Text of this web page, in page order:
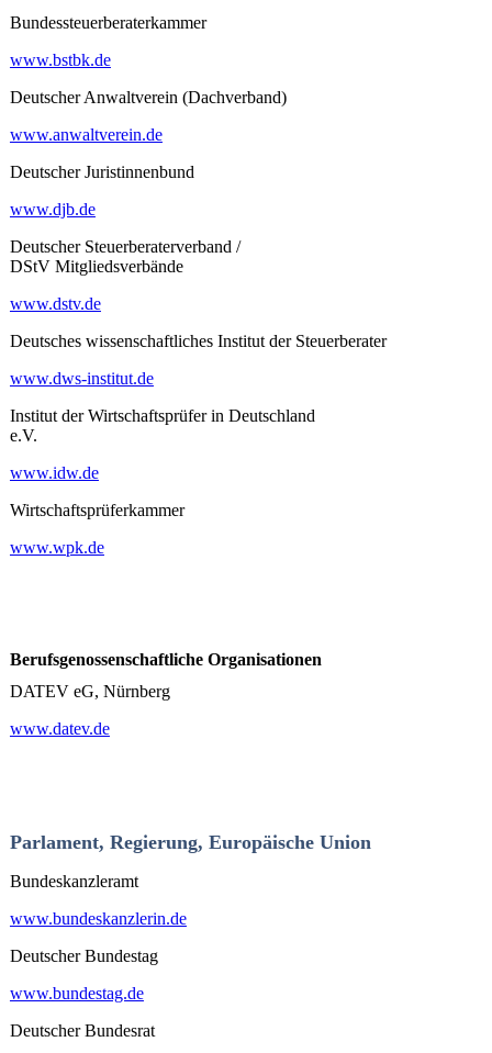
Bundessteuerberaterkammer
www.bstbk.de
Deutscher Anwaltverein (Dachverband)
www.anwaltverein.de
Deutscher Juristinnenbund
www.djb.de
Deutscher Steuerberaterverband /
DStV Mitgliedsverbände
www.dstv.de
Deutsches wissenschaftliches Institut der Steuerberater
www.dws-institut.de
Institut der Wirtschaftsprüfer in Deutschland
e.V.
www.idw.de
Wirtschaftsprüferkammer
www.wpk.de
Berufsgenossenschaftliche Organisationen
DATEV eG, Nürnberg
www.datev.de
Parlament, Regierung, Europäische Union
Bundeskanzleramt
www.bundeskanzlerin.de
Deutscher Bundestag
www.bundestag.de
Deutscher Bundesrat